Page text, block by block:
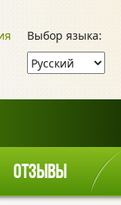
Выбор языка:
ОТЗЫВЫ